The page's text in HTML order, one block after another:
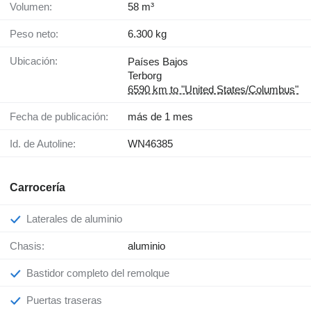
Volumen: 58 m³
Peso neto: 6.300 kg
Ubicación:
Países Bajos
Terborg
6590 km to "United States/Columbus"
Fecha de publicación: más de 1 mes
Id. de Autoline: WN46385
Carrocería
Laterales de aluminio
Chasis: aluminio
Bastidor completo del remolque
Puertas traseras